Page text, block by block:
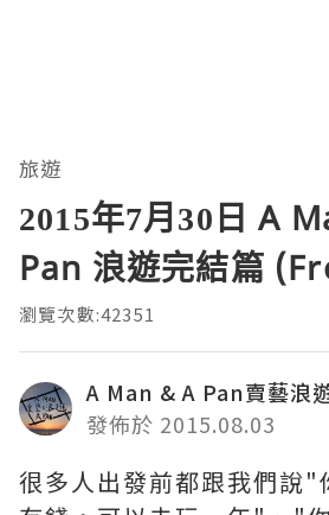
旅遊
2015年7月30日 A
Pan 浪遊完結篇
瀏覽次數:42351
A Man & A Pan賣藝浪
發佈於 2015.08.03
很多人出發前都跟我們說"